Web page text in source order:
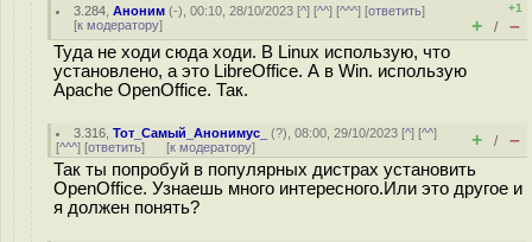
3.284 ,Аноним (-), 00:10, 28/10/2023 [^] [^^] [^^^] [ответить]
[к модератору]
+1
+ / –
Туда не ходи сюда ходи. В Linux использую, что
установлено, а это LibreOffice. А в Win. использую
Apache OpenOffice. Так.
3.316 ,Тот_Самый_Анонимус_ (?), 08:00, 29/10/2023 [^] [^^]
[^^^] [ответить] [к модератору] + / –
Так ты попробуй в популярных дистрах установить
OpenOffice. Узнаешь много интересного.Или это другое и
я должен понять?